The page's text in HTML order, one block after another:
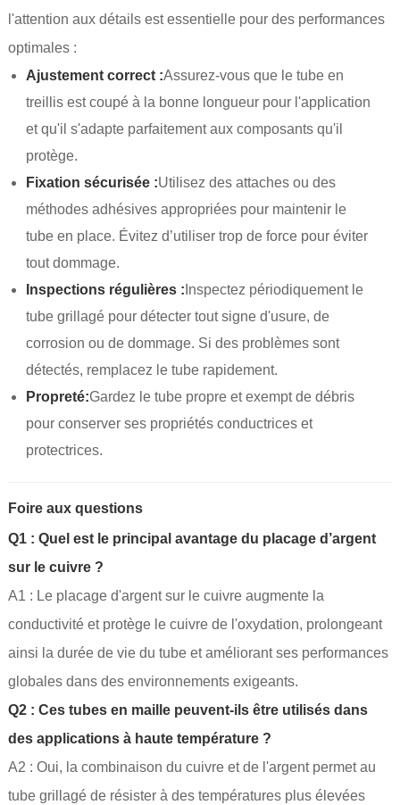
l'attention aux détails est essentielle pour des performances
optimales :
Ajustement correct :Assurez-vous que le tube en
treillis est coupé à la bonne longueur pour l'application
et qu'il s'adapte parfaitement aux composants qu'il
protège.
Fixation sécurisée :Utilisez des attaches ou des
méthodes adhésives appropriées pour maintenir le
tube en place. Évitez d’utiliser trop de force pour éviter
tout dommage.
Inspections régulières : Inspectez périodiquement le
tube grillagé pour détecter tout signe d'usure, de
corrosion ou de dommage. Si des problèmes sont
détectés, remplacez le tube rapidement.
Propreté:Gardez le tube propre et exempt de débris
pour conserver ses propriétés conductrices et
protectrices.
Foire aux questions
Q1 : Quel est le principal avantage du placage d’argent
sur le cuivre ?
A1 : Le placage d'argent sur le cuivre augmente la
conductivité et protège le cuivre de l'oxydation, prolongeant
ainsi la durée de vie du tube et améliorant ses performances
globales dans des environnements exigeants.
Q2 : Ces tubes en maille peuvent-ils être utilisés dans
des applications à haute température ?
A2 : Oui, la combinaison du cuivre et de l'argent permet au
tube grillagé de résister à des températures plus élevées